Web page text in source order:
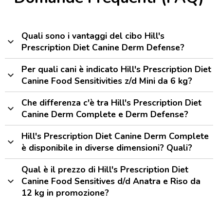
expand_more
Quali sono i vantaggi del cibo Hill's
Prescription Diet Canine Derm Defense?
expand_more
Per quali cani è indicato Hill's Prescription Diet
Canine Food Sensitivities z/d Mini da 6 kg?
expand_more
Che differenza c'è tra Hill's Prescription Diet
Canine Derm Complete e Derm Defense?
expand_more
Hill's Prescription Diet Canine Derm Complete
è disponibile in diverse dimensioni? Quali?
expand_more
Qual è il prezzo di Hill's Prescription Diet
Canine Food Sensitives d/d Anatra e Riso da
12 kg in promozione?